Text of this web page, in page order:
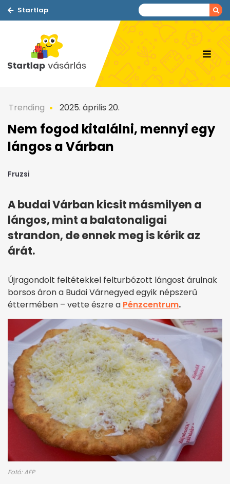
Startlap
Trending 2025. április 20.
Nem fogod kitalálni, mennyi egy
lángos a Várban
Fruzsi
A budai Várban kicsit másmilyen a
lángos, mint a balatonaligai
strandon, de ennek meg is kérik az
árát.
Újragondolt feltétekkel felturbózott lángost árulnak
borsos áron a Budai Várnegyed egyik népszerű
éttermében – vette észre a Pénzcentrum.
Fotó: AFP